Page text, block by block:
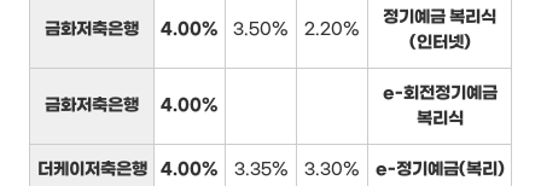
금화저축은행 4.00% 3.50% 2.20%
정기예금 복리식
(인터넷)
금화저축은행 4.00%
e-회전정기예금
복리식
더케이저축은행 4.00% 3.35% 3.30% e-정기예금(복리)